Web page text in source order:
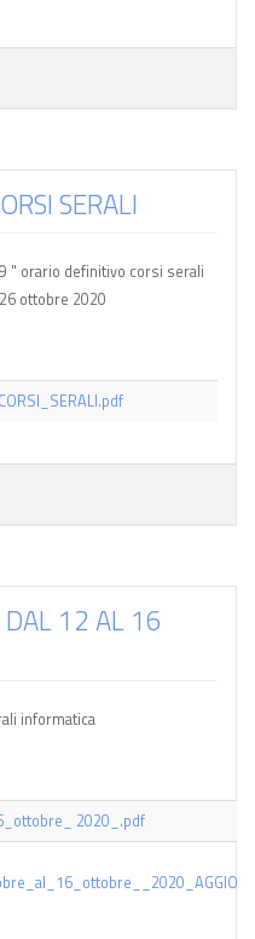
SERALI
" orario definitivo corsi serali
ottobre 2020
DAL 12 AL 16
informatica
2020_.pdf